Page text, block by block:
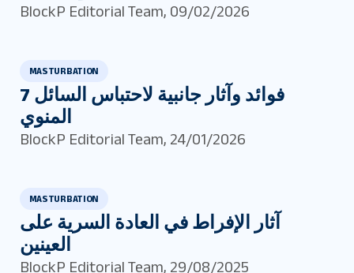
BlockP Editorial Team, 09/02/2026
MASTURBATION
7 فوائد وآثار جانبية لاحتباس السائل
المنوي
BlockP Editorial Team, 24/01/2026
MASTURBATION
آثار الإفراط في العادة السرية على
العينين
BlockP Editorial Team, 29/08/2025